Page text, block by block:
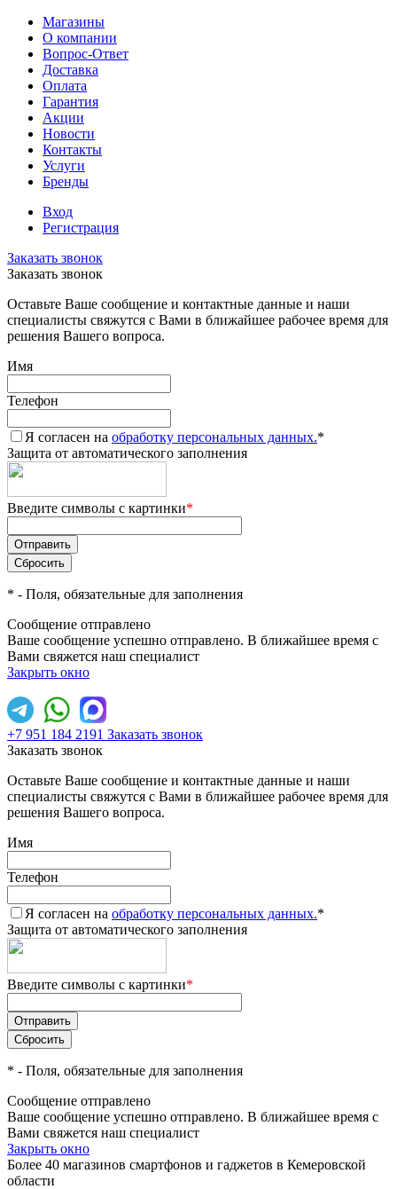
Магазины
О компании
Вопрос-Ответ
Доставка
Оплата
Гарантия
Акции
Новости
Контакты
Услуги
Бренды
Вход
Регистрация
Заказать звонок
Заказать звонок
Оставьте Ваше сообщение и контактные данные и наши
специалисты свяжутся с Вами в ближайшее рабочее время для
решения Вашего вопроса.
Имя
Телефон
Я согласен на обработку персональных данных.*
Защита от автоматического заполнения
Введите символы с картинки*
* - Поля, обязательные для заполнения
Сообщение отправлено
Ваше сообщение успешно отправлено. В ближайшее время с
Вами свяжется наш специалист
Закрыть окно
+7 951 184 2191 Заказать звонок
Заказать звонок
Оставьте Ваше сообщение и контактные данные и наши
специалисты свяжутся с Вами в ближайшее рабочее время для
решения Вашего вопроса.
Имя
Телефон
Я согласен на обработку персональных данных.*
Защита от автоматического заполнения
Введите символы с картинки*
* - Поля, обязательные для заполнения
Сообщение отправлено
Ваше сообщение успешно отправлено. В ближайшее время с
Вами свяжется наш специалист
Закрыть окно
Более 40 магазинов смартфонов и гаджетов в Кемеровской
области